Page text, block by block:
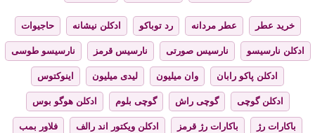
خرید عطر عطر مردانه رد توباکو ادکلن نیشانه حاجیوات
ادکلن نارسیسو نارسیس صورتی نارسیس قرمز نارسیسو طوسی
ادکلن پاکو رابان وان میلیون لیدی میلیون اینوکتوس
ادکلن گوچی گوچی راش گوچی بلوم ادکلن هوگو بوس
باکارات رژ باکارات رژ قرمز ادکلن ویکتور اند رالف فلاور بمب